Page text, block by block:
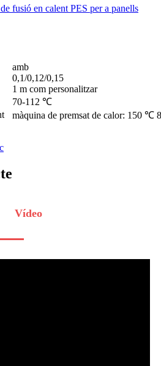
amb
0,1/0,12/0,15
1 m com personalitzar
70-112 ℃
màquina de premsat de calor: 150 ℃
Vídeo